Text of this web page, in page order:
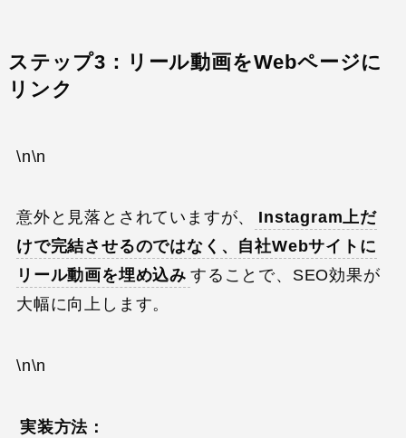
ステップ3：リール動画をWebページに
リンク
\n\n
意外と見落とされていますが、
Instagram上だ
けで完結させるのではなく、自社Webサイトに
リール動画を埋め込み することで、SEO効果が
大幅に向上します。
\n\n
実装方法：